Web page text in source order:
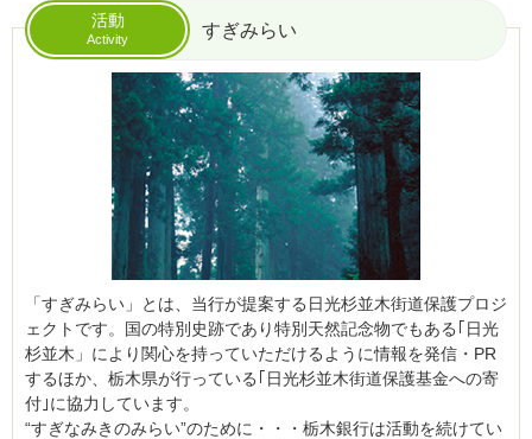
活動
Activity すぎみらい
「すぎみらい」とは、当行が提案する日光杉並木街道保護プロジ
ェクトです。 国の特別史跡であり特別天然記念物でもある｢日光
杉並木」により関心を持っていただけるように情報を発信・PR
するほか、栃木県が行っている｢日光杉並木街道保護基金への寄
付｣に協力しています。
“すぎなみきのみらい”のために・・・栃木銀行は活動を続けてい